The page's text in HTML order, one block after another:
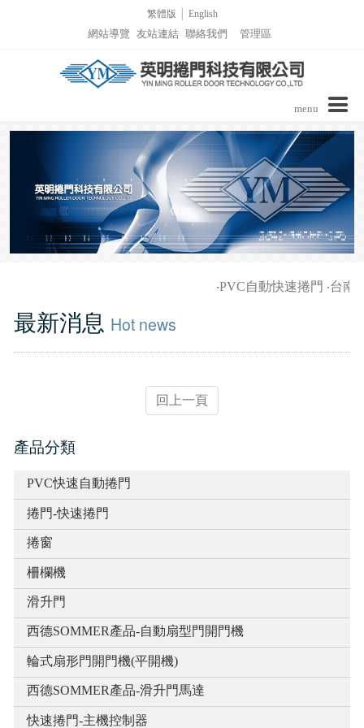
繁體版
English
網站導覽
友站連結 聯絡我們 管理區
menu
公司介紹
商品介紹
實績介紹
實績介紹-PVC自動捲門
實績介紹-扇型門自動開門機
詢價表單
最新消息
PVC自動快速捲門‧ 台南
最新消息 Hot news
回上一頁
產品分類
PVC快速自動捲門
捲門-快速捲門
捲窗
柵欄機
滑升門
西德SOMMER產品-自動扇型門開門機
輪式扇形門開門機(平開機)
西德SOMMER產品-滑升門馬達
快速捲門-主機控制器